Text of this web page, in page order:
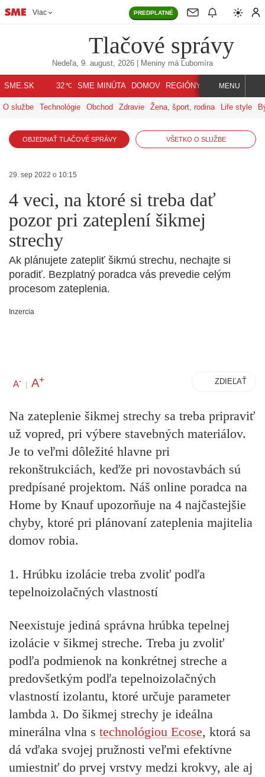
Viac PREDPLATNÉ
Tlačové správy
Nedeľa, 9. august, 2026 | Meniny má Ľubomíra
SME.SK 32℃ SME MINÚTA DOMOV REGIÓNY INDEX SVET
MENU
O službe Technológie Obchod Zdravie Žena, šport, rodina Life style
OBJEDNAŤ TLAČOVÉ SPRÁVY VŠETKO O SLUŽBE
29. sep 2022 o 10:15
4 veci, na ktoré si treba dať
pozor pri zateplení šikmej
strechy
Ak plánujete zatepliť šikmú strechu, nechajte si
poradiť. Bezplatný poradca vás prevedie celým
procesom zateplenia.
Inzercia
A- | A+ ZDIEĽAŤ
Na zateplenie šikmej strechy sa treba pripraviť
už vopred, pri výbere stavebných materiálov.
Je to veľmi dôležité hlavne pri
rekonštrukciách, keďže pri novostavbách sú
predpísané projektom. Náš online poradca na
Home by Knauf upozorňuje na 4 najčastejšie
chyby, ktoré pri plánovaní zateplenia majitelia
domov robia.
1. Hrúbku izolácie treba zvoliť podľa
tepelnoizolačných vlastností
Neexistuje jediná správna hrúbka tepelnej
izolácie v šikmej streche. Treba ju zvoliť
podľa podmienok na konkrétnej streche a
predovšetkým podľa tepelnoizolačných
vlastností izolantu, ktoré určuje parameter
lambda ℷ. Do šikmej strechy je ideálna
minerálna vlna s technológiou Ecose, ktorá sa
dá vďaka svojej pružnosti veľmi efektívne
umiestniť do prvej vrstvy medzi krokvy, ale aj